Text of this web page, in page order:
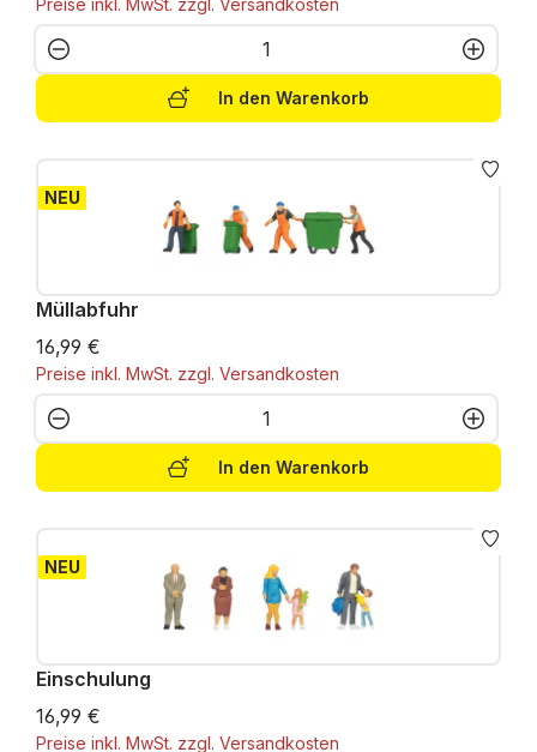
Preise inkl. MwSt. zzgl. Versandkosten
Produkt Anzahl: Gib den
In den Warenkorb
NEU
Müllabfuhr
16,99 €
Preise inkl. MwSt. zzgl. Versandkosten
Produkt Anzahl: Gib den
In den Warenkorb
NEU
Einschulung
16,99 €
Preise inkl. MwSt. zzgl. Versandkosten